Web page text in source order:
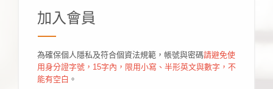
加入會員
為確保個人隱私及符合個資法規範，帳號與密碼請避免使
用身分證字號，15字內，限用小寫、半形英文與數字，不
能有空白 。